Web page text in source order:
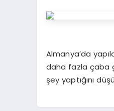
Almanya’da
daha fazla çaba
şey yaptığını